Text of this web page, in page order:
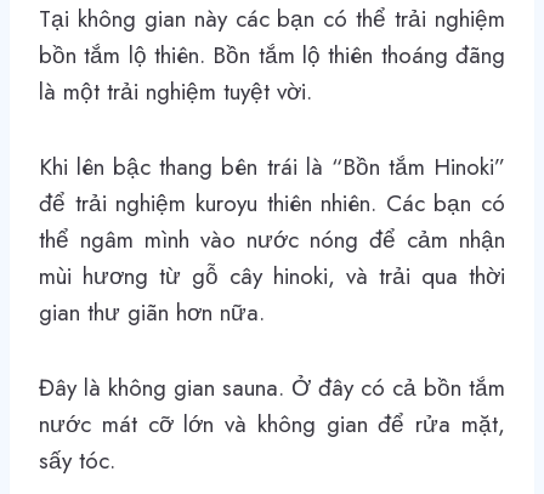
Tại không gian này các bạn có thể trải nghiệm
bồn tắm lộ thiên. Bồn tắm lộ thiên thoáng đãng
là một trải nghiệm tuyệt vời.
Khi lên bậc thang bên trái là “Bồn tắm Hinoki”
để trải nghiệm kuroyu thiên nhiên. Các bạn có
thể ngâm mình vào nước nóng để cảm nhận
mùi hương từ gỗ cây hinoki, và trải qua thời
gian thư giãn hơn nữa.
Đây là không gian sauna. Ở đây có cả bồn tắm
nước mát cỡ lớn và không gian để rửa mặt,
sấy tóc.